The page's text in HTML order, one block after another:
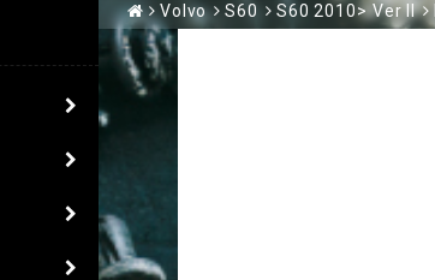
Volvo S60 S60 2010> Ver II